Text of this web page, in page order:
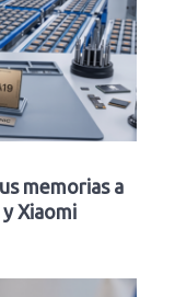
memorias a
Xiaomi